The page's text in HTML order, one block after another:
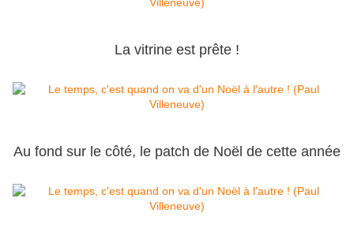
La vitrine est prête !
Au fond sur le côté, le patch de Noël de cette année